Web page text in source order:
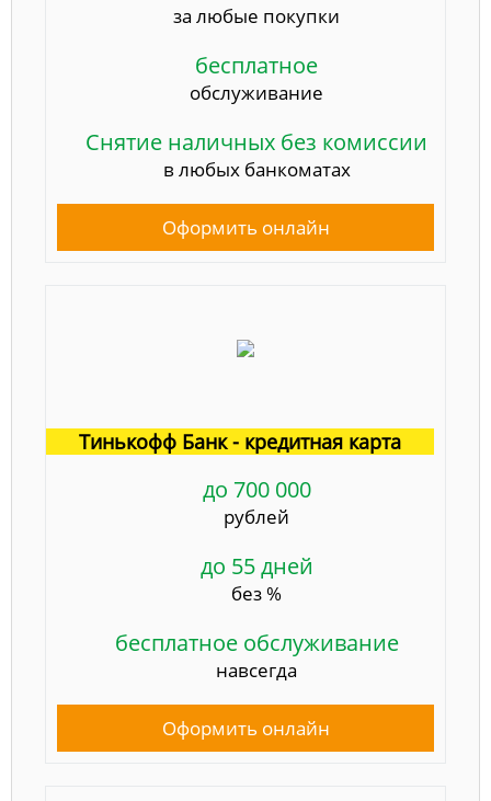
за любые покупки
бесплатное
обслуживание
Снятие наличных без комиссии
в любых банкоматах
Оформить онлайн
Тинькофф Банк - кредитная карта
до 700 000
рублей
до 55 дней
без %
бесплатное обслуживание
навсегда
Оформить онлайн